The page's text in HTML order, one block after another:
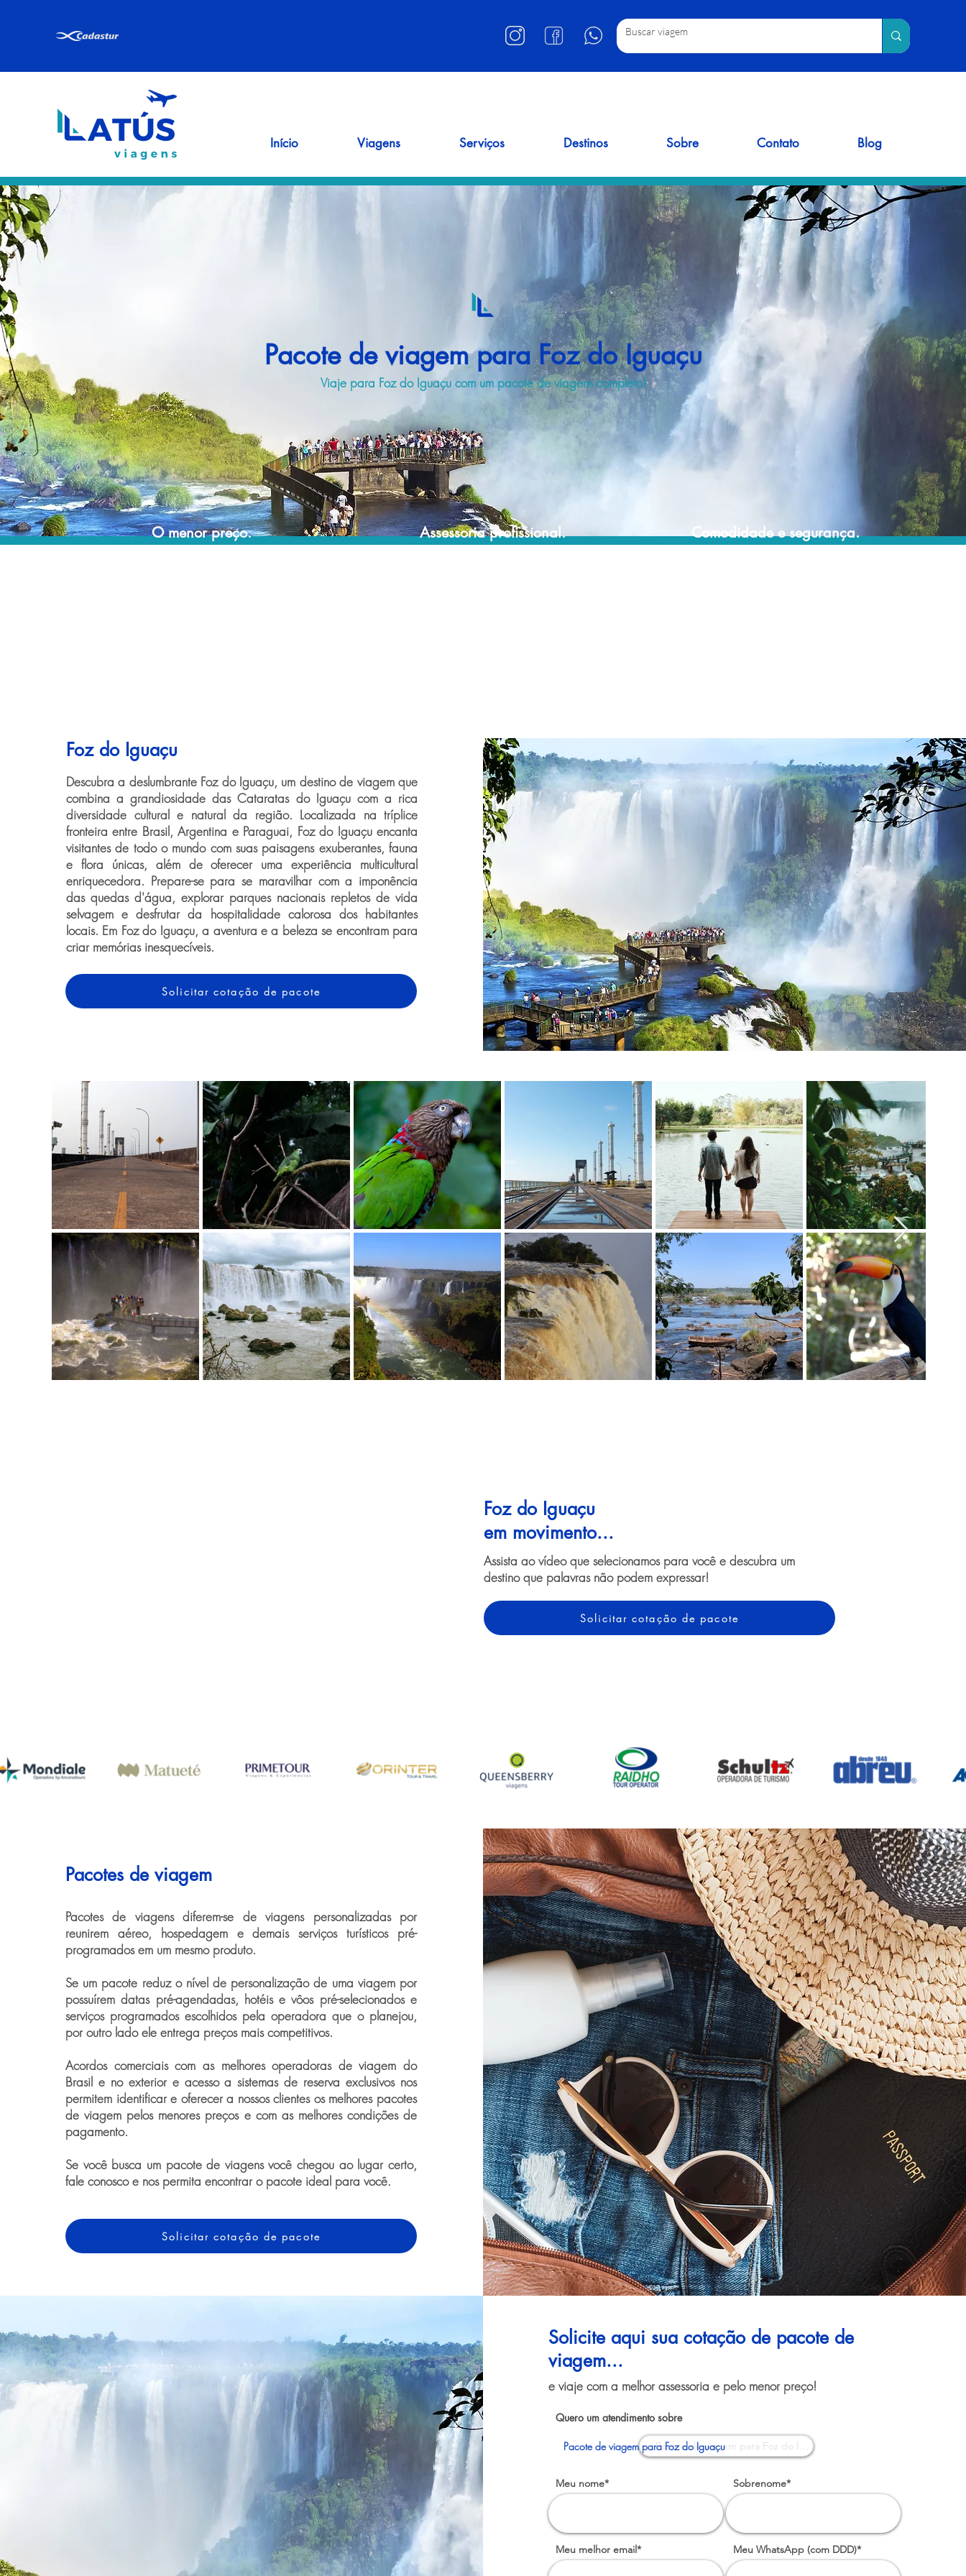
Início Viagens Serviços Destinos Sobre Contato Blog
Pacote de viagem para Foz do Iguaçu
Viaje para Foz do Iguaçu com um pacote de viagens completo!
O menor preço. Assessoria profissional. Comodidade e segurança.
Foz do Iguaçu
Descubra a deslumbrante Foz do Iguaçu, um destino de viagem que
combina a grandiosidade das Cataratas do Iguaçu com a rica
diversidade cultural e natural da região. Localizada na tríplice
fronteira entre Brasil, Argentina e Paraguai, Foz do Iguaçu encanta
visitantes de todo o mundo com suas paisagens exuberantes, fauna
e flora únicas, além de oferecer uma experiência multicultural
enriquecedora. Prepare-se para se maravilhar com a imponência
das quedas d'água, explorar parques nacionais repletos de vida
selvagem e desfrutar da hospitalidade calorosa dos habitantes
locais. Em Foz do Iguaçu, a aventura e a beleza se encontram para
criar memórias inesquecíveis.
Solicitar cotação de pacote
Foz do Iguaçu
em movimento...
Assista ao vídeo que selecionamos para você e descubra um
destino que palavras não podem expressar!
Solicitar cotação de pacote
Pacotes de viagem
Pacotes de viagens diferem-se de viagens personalizadas por
reunirem aéreo, hospedagem e demais serviços turísticos pré-
programados em um mesmo produto.
Se um pacote reduz o nível de personalização de uma viagem por
possuírem datas pré-agendadas, hotéis e vôos pré-selecionados e
serviços programados escolhidos pela operadora que o planejou,
por outro lado ele entrega preços mais competitivos.
Acordos comerciais com as melhores operadoras de viagem do
Brasil e no exterior e acesso a sistemas de reserva exclusivos nos
permitem identificar e oferecer a nossos clientes os melhores pacotes
de viagem pelos menores preços e com as melhores condições de
pagamento.
Se você busca um pacote de viagens você chegou ao lugar certo,
fale conosco e nos permita encontrar o pacote ideal para você.
Solicitar cotação de pacote
Solicite aqui sua cotação de pacote de
viagem...
e viaje com a melhor assessoria e pelo menor preço!
Quero um atendimento sobre
Pacote de viagem para Foz do Iguaçu
Meu nome* Sobrenome*
Meu melhor email* Meu WhatsApp (com DDD)*